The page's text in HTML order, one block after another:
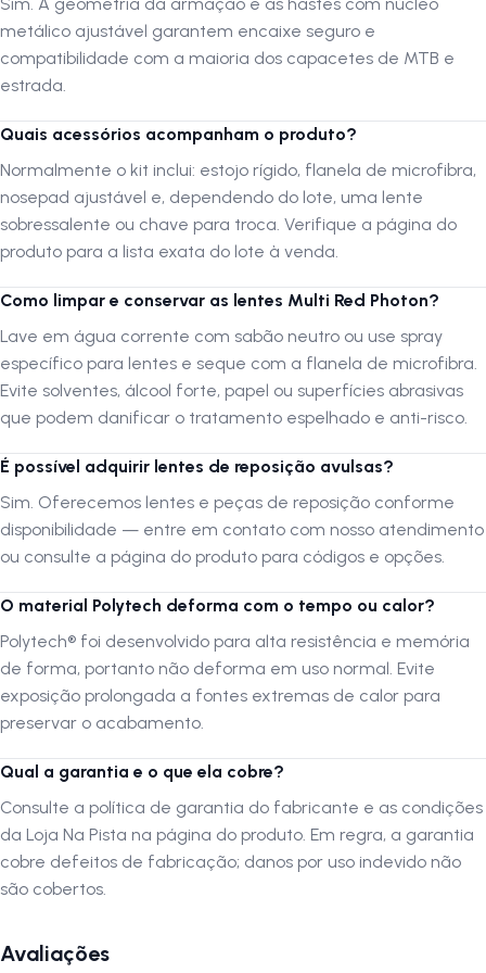
térmica e evitam o embaçamento. Ideal para pedais longos, trilhas
técnicas e condições de sol intenso.
oferece leveza e resistência, com memória
elástica que mantém o formato original mesmo sob calor e tensão. As
hastes com núcleo metálico internopermitem ajuste fino, enquanto
asponteiras em borracha ultra gripe onosepad ajustável
garantem fixação firme sem desconforto. Perfeito para quem busca
Por que escolher o HB Shield Compact M Gloss Black
Multi Red?
HB Shield Compact M Gloss Black Multi Red
engenharia óptica da HB em um design leve, refinado e funcional. É o
modelo perfeito para ciclistas que enfrentamsol intenso, longas
distâncias e variação de luz , sem abrir mão do conforto e da
estética marcante da linha Shield.
FAQ — Perguntas Frequentes
1. As lentes Multi Red são indicadas para quais condições de
luz?
R:
As lentes Multi Red Photon® foram projetadas para alta
luminosidade
profundidade em ambientes ensolarados e em trilhas com vegetação,
tornando a leitura do terreno mais rápida e segura.
2. O modelo Compact M serve para rostos menores?
R:
Sim. O ShieldCompact M
tem tamanho reduzido e formato
específico para rostos pequenos e médios, mantendo a ergonomia e
o desempenho óptico da família Shield.
3. As lentes são intercambiáveis?
adaptar o óculos a diferentes condições de luz. Consulte a
disponibilidade de lentes avulsas na página do produto.
metálico ajustável garantem encaixe seguro e
compatibilidade com a maioria dos capacetes de MTB e
estrada.
Quais acessórios acompanham o produto?
Normalmente o kit inclui: estojo rígido, flanela de microfibra,
nosepad ajustável e, dependendo do lote, uma lente
sobressalente ou chave para troca. Verifique a página do
produto para a lista exata do lote à venda.
Como limpar e conservar as lentes Multi Red Photon?
Lave em água corrente com sabão neutro ou use spray
específico para lentes e seque com a flanela de microfibra.
Evite solventes, álcool forte, papel ou superfícies abrasivas
que podem danificar o tratamento espelhado e anti-risco.
É possível adquirir lentes de reposição avulsas?
Sim. Oferecemos lentes e peças de reposição conforme
disponibilidade — entre em contato com nosso atendimento
ou consulte a página do produto para códigos e opções.
O material Polytech deforma com o tempo ou calor?
Polytech® foi desenvolvido para alta resistência e memória
de forma, portanto não deforma em uso normal. Evite
exposição prolongada a fontes extremas de calor para
preservar o acabamento.
Qual a garantia e o que ela cobre?
Consulte a política de garantia do fabricante e as condições
da Loja Na Pista na página do produto. Em regra, a garantia
cobre defeitos de fabricação; danos por uso indevido não
são cobertos.
Avaliações